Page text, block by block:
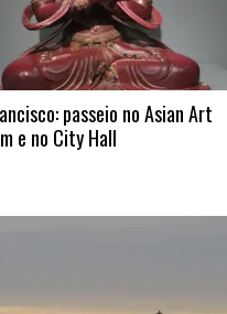
passeio no Asian Art
e no City Hall